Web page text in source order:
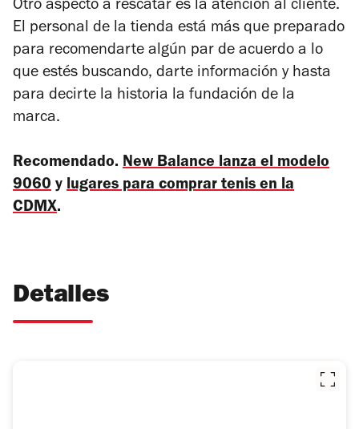
Otro aspecto a rescatar es la atención al cliente.
El personal de la tienda está más que preparado
para recomendarte algún par de acuerdo a lo
que estés buscando, darte información y hasta
para decirte la historia la fundación de la
marca.
Recomendado. New Balance lanza el modelo
9060 y lugares para comprar tenis en la
CDMX.
Detalles